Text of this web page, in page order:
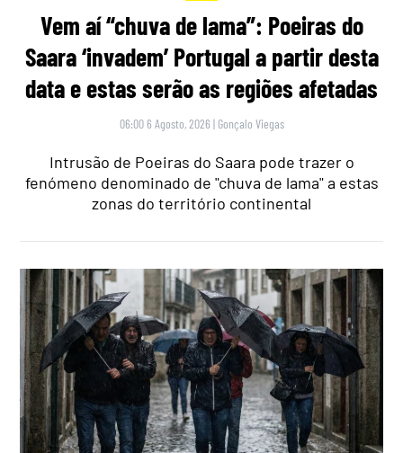
Vem aí “chuva de lama”: Poeiras do
Saara ‘invadem’ Portugal a partir desta
data e estas serão as regiões afetadas
06:00 6 Agosto, 2026 | Gonçalo Viegas
Intrusão de Poeiras do Saara pode trazer o
fenómeno denominado de "chuva de lama" a estas
zonas do território continental